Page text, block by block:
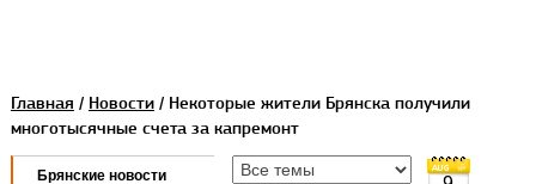
Главная / Новости/ Некоторые жители Брянска получили
многотысячные счета за капремонт
Брянские новости